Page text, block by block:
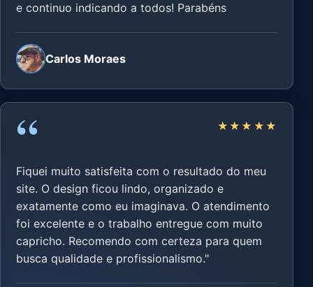
e continuo indicando a todos! Parabéns
Carlos Moraes
“ ★★★★★
Fiquei muito satisfeita com o resultado do meu
site. O design ficou lindo, organizado e
exatamente como eu imaginava. O atendimento
foi excelente e o trabalho entregue com muito
capricho. Recomendo com certeza para quem
busca qualidade e profissionalismo."